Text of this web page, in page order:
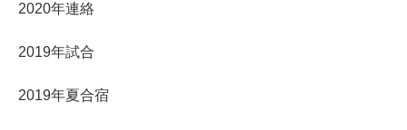
2020年連絡
2019年試合
2019年夏合宿